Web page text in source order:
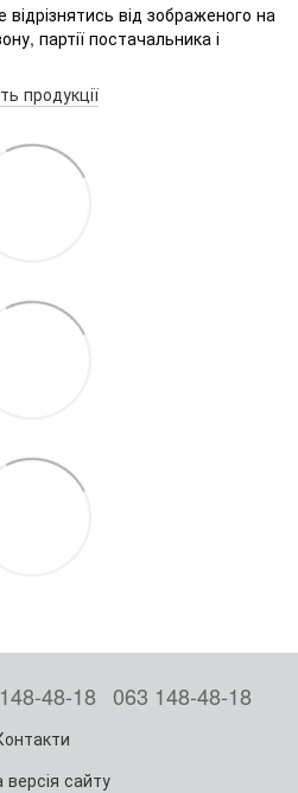
від зображеного на
партії постачальника і
продукції
48-18 063 148-48-18
версія сайту